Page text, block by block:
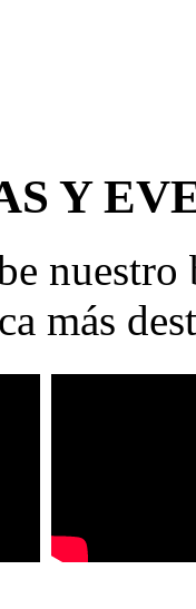
Y
nuestro
más